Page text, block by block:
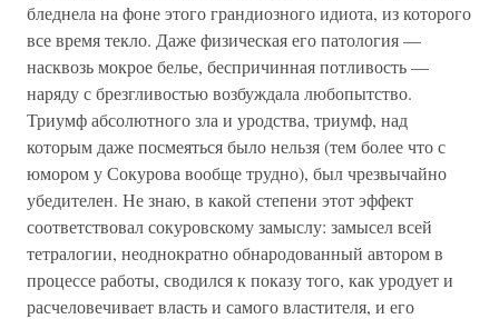
бледнела на фоне этого грандиозного идиота, из которого
все время текло. Даже физическая его патология —
насквозь мокрое белье, беспричинная потливость —
наряду с брезгливостью возбуждала любопытство.
Триумф абсолютного зла и уродства, триумф, над
которым даже посмеяться было нельзя (тем более что с
юмором у Сокурова вообще трудно), был чрезвычайно
убедителен. Не знаю, в какой степени этот эффект
соответствовал сокуровскому замыслу: замысел всей
тетралогии, неоднократно обнародованный автором в
процессе работы, сводился к показу того, как уродует и
расчеловечивает власть и самого властителя, и его